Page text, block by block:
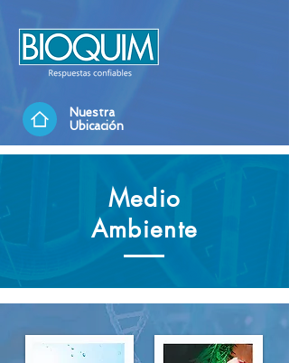
Nuestra
Ubicación
Medio
Ambiente